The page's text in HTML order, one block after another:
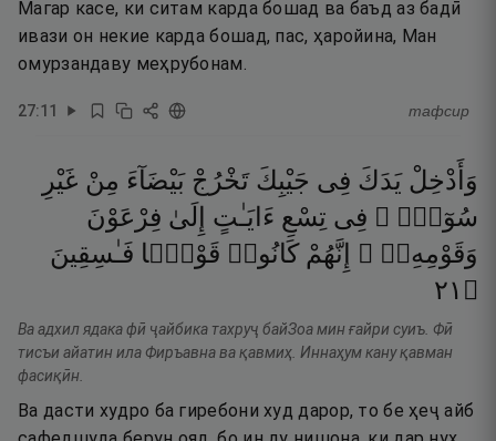
Магар касе, ки ситам карда бошад ва баъд аз бадӣ
ивази он некие карда бошад, пас, ҳаройина, Ман
омурзандаву меҳрубонам.
27:11 тафсир
وَأَدْخِلْ يَدَكَ فِى جَيْبِكَ تَخْرُجْ بَيْضَآءَ مِنْ غَيْرِ
سُوٓءٍۢ ۖ فِى تِسْعِ ءَايَـٰتٍ إِلَىٰ فِرْعَوْنَ
وَقَوْمِهِۦٓ ۚ إِنَّهُمْ كَانُوا۟ قَوْمًۭا فَـٰسِقِينَ
۝ ١٢
Ва адхил ядака фӣ ҷайбика тахруҷ байЗоа мин ғайри суиъ. Фӣ
тисъи айатин ила Фиръавна ва қавмиҳ. Иннаҳум кану қавман
фасиқӣн.
Ва дасти худро ба гиребони худ дарор, то бе ҳеҷ айб